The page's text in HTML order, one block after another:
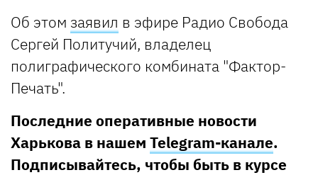
Об этом заявил в эфире Радио Свобода
Сергей Политучий, владелец
полиграфического комбината "Фактор-
Печать".
Последние оперативные новости
Харькова в нашем Telegram-канале.
Подписывайтесь, чтобы быть в курсе